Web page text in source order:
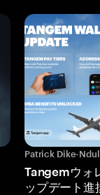
Patrick Dike-
Tangemウォ
ップデート進